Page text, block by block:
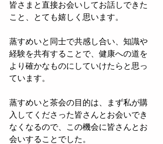
皆さまと直接お会いしてお話しできた
こと、とても嬉しく思います。
蒸すめいと同士で共感し合い、知識や
経験を共有することで、健康への道を
より確かなものにしていけたらと思っ
ています。
蒸すめいと茶会の目的は、まず私が購
入してくださった皆さんとお会いでき
なくなるので、この機会に皆さんとお
会いすることでした。